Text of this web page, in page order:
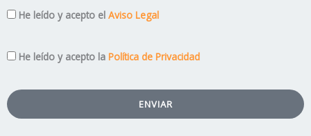
AvisoHe leído y acepto el Aviso Legal
Privacidad
He leído y acepto la Política de Privacidad
ENVIAR